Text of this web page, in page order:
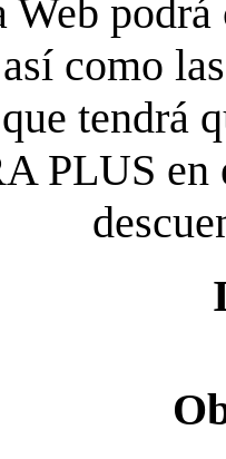
Web
como
tendrá
PLUS en